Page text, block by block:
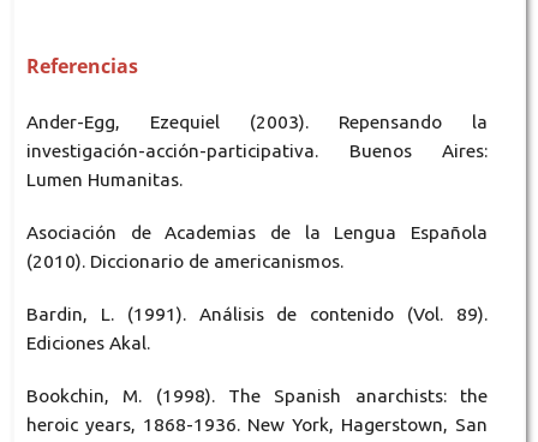
Referencias
Ander-Egg, Ezequiel (2003). Repensando la
investigación-acción-participativa. Buenos Aires:
Lumen Humanitas.
Asociación de Academias de la Lengua Española
(2010). Diccionario de americanismos.
Bardin, L. (1991). Análisis de contenido (Vol. 89).
Ediciones Akal.
Bookchin, M. (1998). The Spanish anarchists: the
heroic years, 1868-1936. New York, Hagerstown, San